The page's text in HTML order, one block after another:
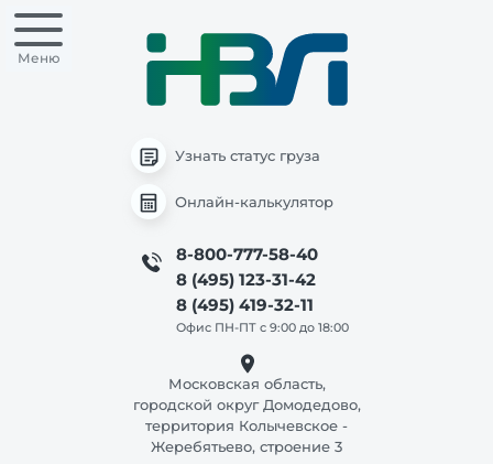
Узнать статус груза
Онлайн-калькулятор
8-800-777-58-40
8 (495) 123-31-42
8 (495) 419-32-11
Офис ПН-ПТ с 9:00 до 18:00
Московская область,
городской округ Домодедово,
территория Колычевское -
Жеребятьево, строение 3
Меню